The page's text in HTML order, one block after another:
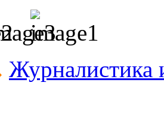
Журналистика